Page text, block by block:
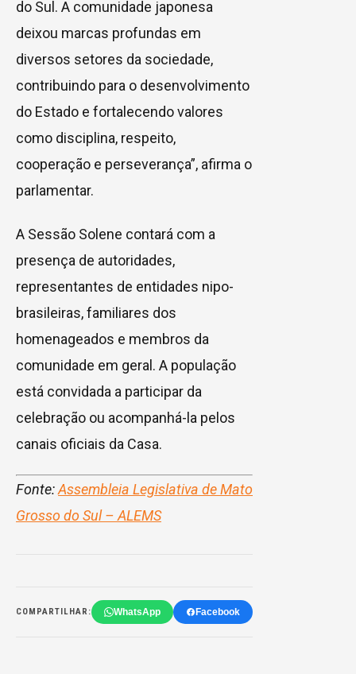
do Sul. A comunidade japonesa
deixou marcas profundas em
diversos setores da sociedade,
contribuindo para o desenvolvimento
do Estado e fortalecendo valores
como disciplina, respeito,
cooperação e perseverança”, afirma o
parlamentar.
A Sessão Solene contará com a
presença de autoridades,
representantes de entidades nipo-
brasileiras, familiares dos
homenageados e membros da
comunidade em geral. A população
está convidada a participar da
celebração ou acompanhá-la pelos
canais oficiais da Casa.
Fonte:Assembleia Legislativa de Mato
Grosso do Sul – ALEMS
COMPARTILHAR: WhatsApp Facebook